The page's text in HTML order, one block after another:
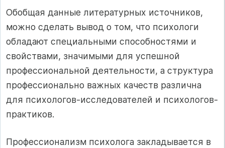
Обобщая данные литературных источников,
можно сделать вывод о том, что психологи
обладают специальными способностями и
свойствами, значимыми для успешной
профессиональной деятельности, а структура
профессионально важных качеств различна
для психологов-исследователей и психологов-
практиков.
Профессионализм психолога закладывается в